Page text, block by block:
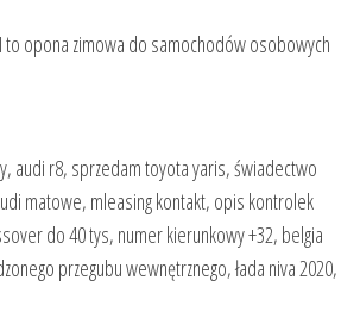
to opona zimowa do samochodów osobowych
audi r8, sprzedam toyota yaris, świadectwo
matowe, mleasing kontakt, opis kontrolek
do 40 tys, numer kierunkowy +32, belgia
przegubu wewnętrznego, łada niva 2020,